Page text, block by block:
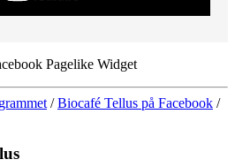
/Biocafé Tellus på Facebook /